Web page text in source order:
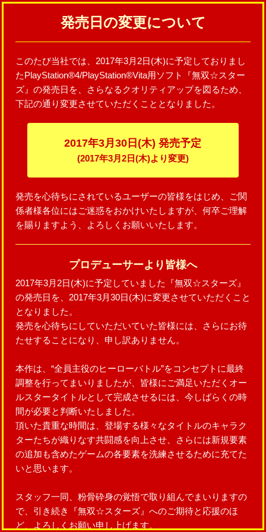
発売日の変更について
このたび当社では、2017年3月2日(木)に予定しておりまし
たPlayStation®4/PlayStation®Vita用ソフト『無双☆スター
ズ』の発売日を、さらなるクオリティアップを図るため、
下記の通り変更させていただくこととなりました。
2017年3月30日(木) 発売予定
(2017年3月2日(木)より変更)
発売を心待ちにされているユーザーの皆様をはじめ、ご関
係者様各位にはご迷惑をおかけいたしますが、何卒ご理解
を賜りますよう、よろしくお願いいたします。
プロデューサーより皆様へ
2017年3月2日(木)に予定していました『無双☆スターズ』
の発売日を、2017年3月30日(木)に変更させていただくこと
となりました。
発売を心待ちにしていただいていた皆様には、さらにお待
たせすることになり、申し訳ありません。
本作は、“全員主役のヒーローバトル”をコンセプトに最終
調整を行ってまいりましたが、皆様にご満足いただくオー
ルスタータイトルとして完成させるには、今しばらくの時
間が必要と判断いたしました。
頂いた貴重な時間は、登場する様々なタイトルのキャラク
ターたちが織りなす共闘感を向上させ、さらには新規要素
の追加も含めたゲームの各要素を洗練させるために充てた
いと思います。
スタッフ一同、粉骨砕身の覚悟で取り組んでまいりますの
で、引き続き『無双☆スターズ』へのご期待と応援のほ
ど、よろしくお願い申し上げます。